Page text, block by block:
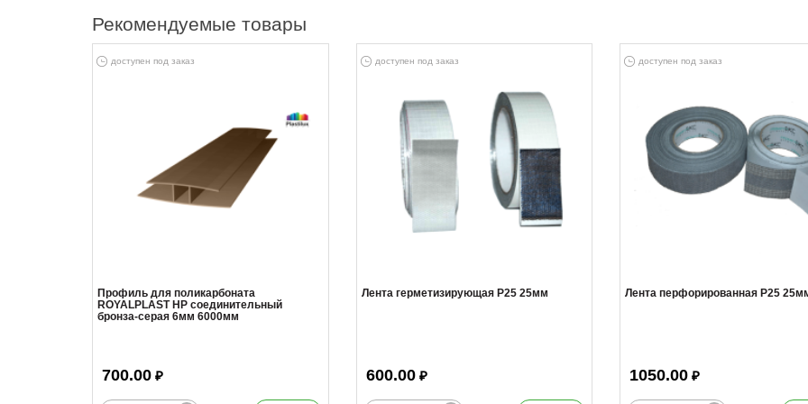
Рекомендуемые товары
доступен под заказ
Профиль для поликарбоната
ROYALPLAST HP соединительный
бронза-серая 6мм 6000мм
700.00 ₽
доступен под заказ
Лента герметизирующая Р25 25мм
600.00₽
доступен под заказ
Лента перфорированная Р25
1050.00 ₽